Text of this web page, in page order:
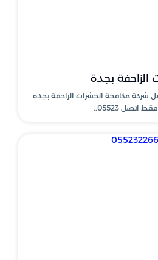
الزاحفة بجدة
شركة مكافحة الحشرات الزاحفة بجده
05523..